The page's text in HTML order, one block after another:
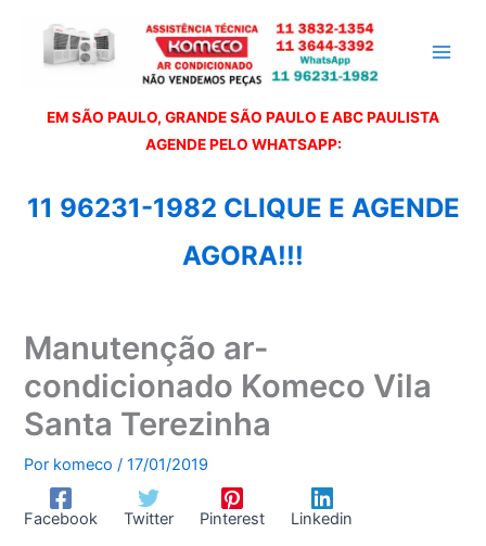
EM SÃO PAULO, GRANDE SÃO PAULO E ABC PAULISTA
AGENDE PELO WHATSAPP:
11 96231-1982 CLIQUE E AGENDE
AGORA!!!
Manutenção ar-
condicionado Komeco Vila
Santa Terezinha
Por komeco/17/01/2019
Facebook Twitter Pinterest Linkedin